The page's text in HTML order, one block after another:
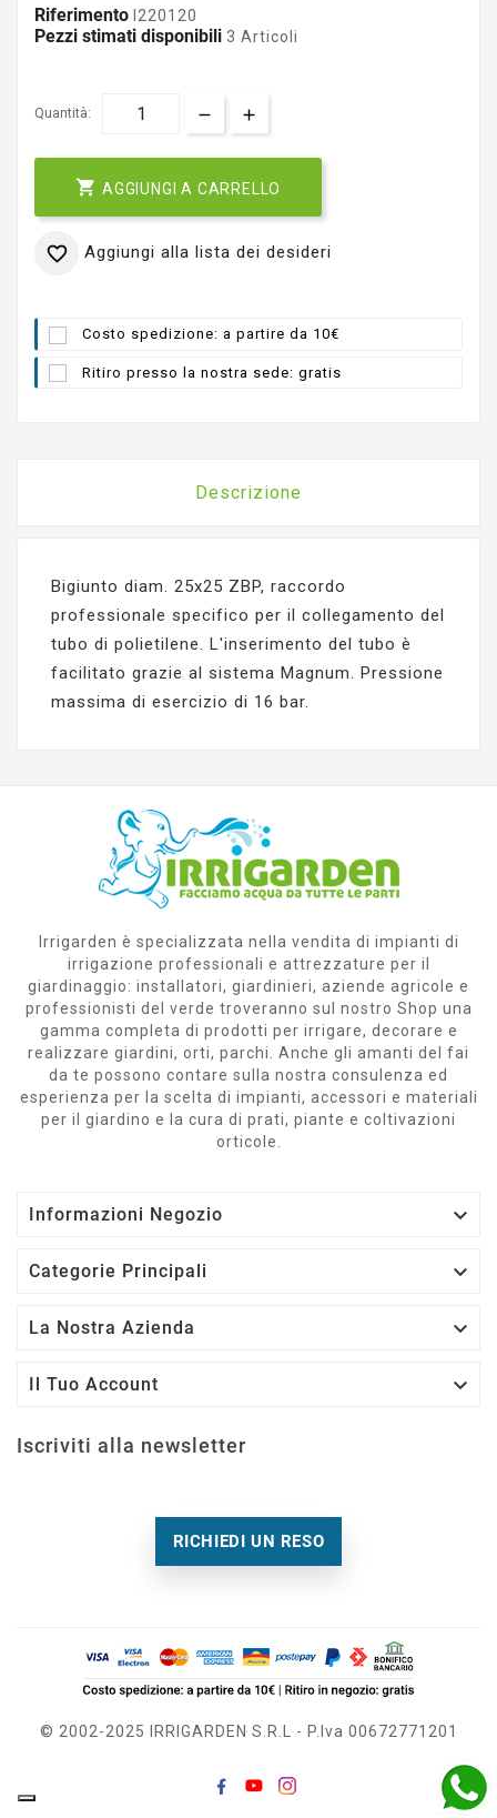
Riferimento I220120
Pezzi stimati disponibili 3 Articoli
Quantità:
 AGGIUNGI A CARRELLO
 Aggiungi alla lista dei desideri
Costo spedizione: a partire da 10€
Ritiro presso la nostra sede: gratis
Descrizione
Bigiunto diam. 25x25 ZBP, raccordo
professionale specifico per il collegamento del
tubo di polietilene. L'inserimento del tubo è
facilitato grazie al sistema Magnum. Pressione
massima di esercizio di 16 bar.
Irrigarden è specializzata nella vendita di impianti di
irrigazione professionali e attrezzature per il
giardinaggio: installatori, giardinieri, aziende agricole e
professionisti del verde troveranno sul nostro Shop una
gamma completa di prodotti per irrigare, decorare e
realizzare giardini, orti, parchi. Anche gli amanti del fai
da te possono contare sulla nostra consulenza ed
esperienza per la scelta di impianti, accessori e materiali
per il giardino e la cura di prati, piante e coltivazioni
orticole.
Informazioni Negozio 
Categorie Principali 
La Nostra Azienda 
Il Tuo Account 
Iscriviti alla newsletter
RICHIEDI UN RESO
© 2002-2025 IRRIGARDEN S.r.l - P.Iva 00672771201